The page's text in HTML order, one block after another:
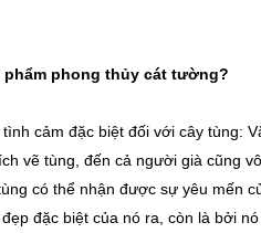
phong thủy cát tường?
cảm đặc biệt đối với cây tùng:
vẽ tùng, đến cả người già cũng
có thể nhận được sự yêu mến
đặc biệt của nó ra, còn là bởi